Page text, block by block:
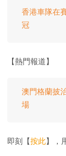
香港車隊在
冠
【熱門報道】
澳門格蘭披
場
即刻【按此】，